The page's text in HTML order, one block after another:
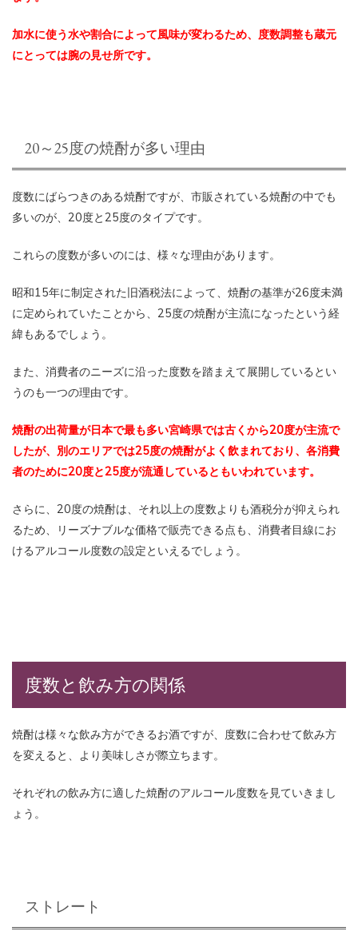
加水に使う水や割合によって風味が変わるため、度数調整も蔵元
にとっては腕の見せ所です。
20～25度の焼酎が多い理由
度数にばらつきのある焼酎ですが、市販されている焼酎の中でも
多いのが、20度と25度のタイプです。
これらの度数が多いのには、様々な理由があります。
昭和15年に制定された旧酒税法によって、焼酎の基準が26度未満
に定められていたことから、25度の焼酎が主流になったという経
緯もあるでしょう。
また、消費者のニーズに沿った度数を踏まえて展開しているとい
うのも一つの理由です。
焼酎の出荷量が日本で最も多い宮崎県では古くから20度が主流で
したが、別のエリアでは25度の焼酎がよく飲まれており、各消費
者のために20度と25度が流通しているともいわれています。
さらに、20度の焼酎は、それ以上の度数よりも酒税分が抑えられ
るため、リーズナブルな価格で販売できる点も、消費者目線にお
けるアルコール度数の設定といえるでしょう。
度数と飲み方の関係
焼酎は様々な飲み方ができるお酒ですが、度数に合わせて飲み方
を変えると、より美味しさが際立ちます。
それぞれの飲み方に適した焼酎のアルコール度数を見ていきまし
ょう。
ストレート